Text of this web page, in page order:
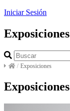
Iniciar Sesión
Exposiciones
/ Exposiciones
Exposiciones